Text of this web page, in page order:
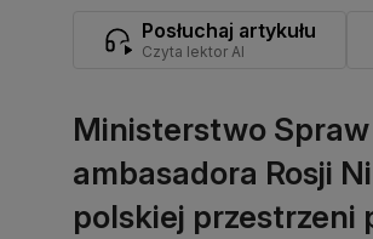
Posłuchaj artykułu
Czyta lektor AI
Ministerstwo
ambasadora Rosji
polskiej przestrzeni